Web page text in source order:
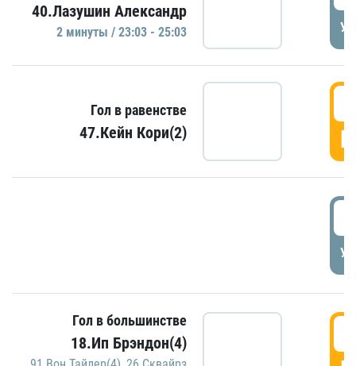
40.Лазушин Александр
2 минуты / 23:03 - 25:03
Гол в равенстве
47.Кейн Кори(2)
Гол в большинстве
18.Ип Брэндон(4)